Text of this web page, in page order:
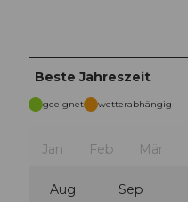
Beste Jahreszeit
geeignet wetterabhängig
Jan Feb Mär
Aug Sep